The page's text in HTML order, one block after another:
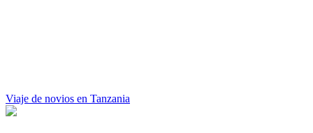
Viaje de novios en Tanzania